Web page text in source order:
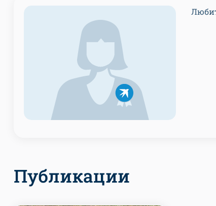
Публикации